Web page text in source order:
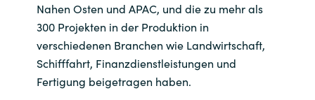
Ukraine
United Kingdom
Nahen Osten und APAC, und die zu mehr als
300 Projekten in der Produktion in
verschiedenen Branchen wie Landwirtschaft,
Schifffahrt, Finanzdienstleistungen und
Fertigung beigetragen haben.